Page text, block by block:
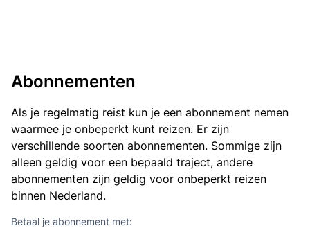
Abonnementen
Als je regelmatig reist kun je een abonnement nemen
waarmee je onbeperkt kunt reizen. Er zijn
verschillende soorten abonnementen. Sommige zijn
alleen geldig voor een bepaald traject, andere
abonnementen zijn geldig voor onbeperkt reizen
binnen Nederland.
Betaal je abonnement met: